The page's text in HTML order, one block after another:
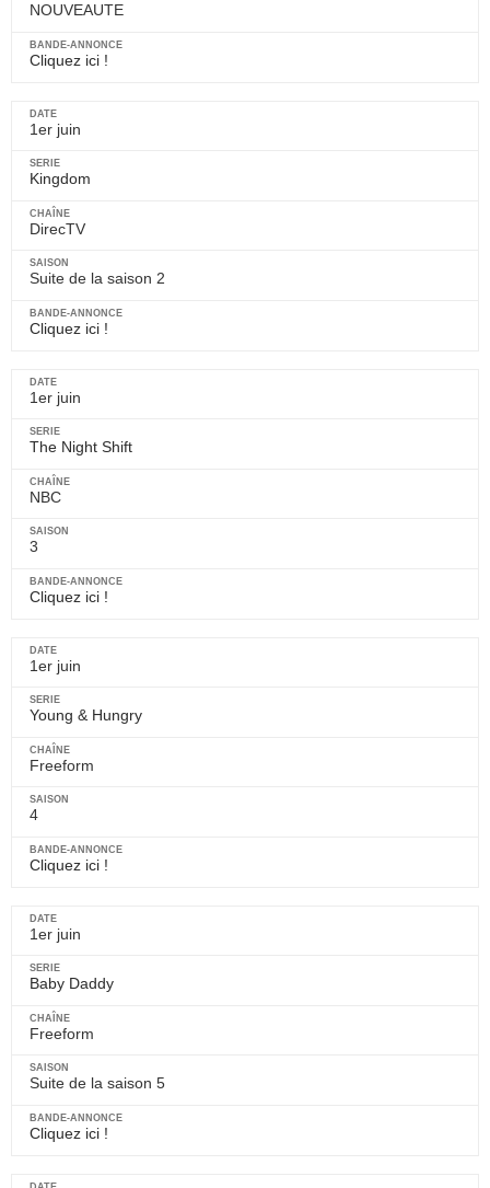
NOUVEAUTE
Cliquez ici !
1er juin
Kingdom
DirecTV
Suite de la saison 2
Cliquez ici !
1er juin
The Night Shift
NBC
3
Cliquez ici !
1er juin
Young & Hungry
Freeform
4
Cliquez ici !
1er juin
Baby Daddy
Freeform
Suite de la saison 5
Cliquez ici !